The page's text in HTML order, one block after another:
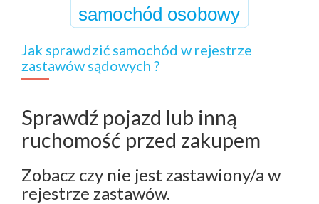
Jak sprawdzić samochód w rejestrze
zastawów sądowych ?
Sprawdź pojazd lub inną
ruchomość przed zakupem
Zobacz czy nie jest zastawiony/a w
rejestrze zastawów.